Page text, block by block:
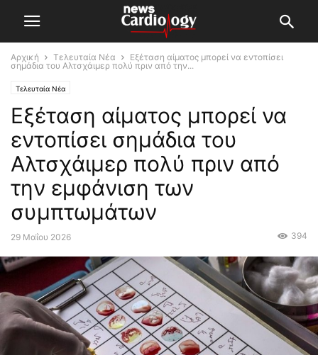
Αρχική Τελευταία Νέα
Εξέταση αίματος μπορεί να εντοπίσει
σημάδια του Αλτσχάιμερ πολύ πριν από την...
Τελευταία Νέα
Εξέταση αίματος μπορεί να
εντοπίσει σημάδια του
Αλτσχάιμερ πολύ πριν από
την εμφάνιση των
συμπτωμάτων
29 Μαΐου 2026 394